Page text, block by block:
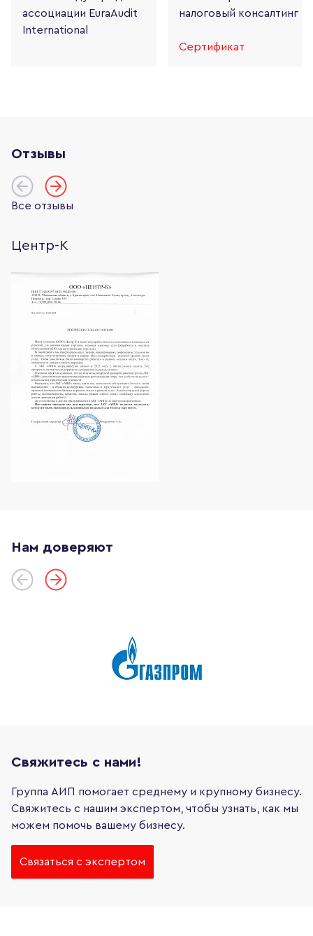
ассоциации EuraAudit
International
налоговый консалтинг
Сертификат
Отзывы
Все отзывы
Центр-К
Нам доверяют
Свяжитесь с нами!
Группа АИП помогает среднему и крупному бизнесу.
Свяжитесь с нашим экспертом, чтобы узнать, как мы
можем помочь вашему бизнесу.
Связаться с экспертом